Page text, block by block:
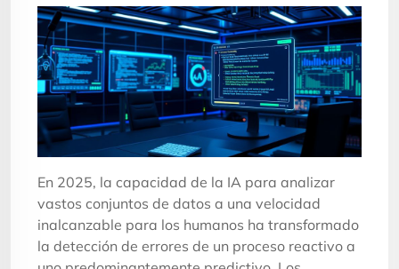
En 2025, la capacidad de la IA para analizar
vastos conjuntos de datos a una velocidad
inalcanzable para los humanos ha transformado
la detección de errores de un proceso reactivo a